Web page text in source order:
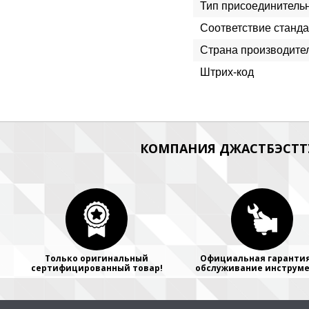
Тип
Соответствие
Страна
Штрих-код
КОМПАНИЯ
Только оригинальный
сертифицированный товар!
Официальная
обслуживание